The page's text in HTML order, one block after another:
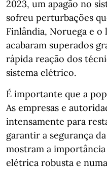
2023, um apagão no
sofreu perturbações
Finlândia, Noruega e o
acabaram superados
rápida reação dos
sistema elétrico.
É importante que a
As empresas e
intensamente para
garantir a segurança
mostram a
elétrica robusta e